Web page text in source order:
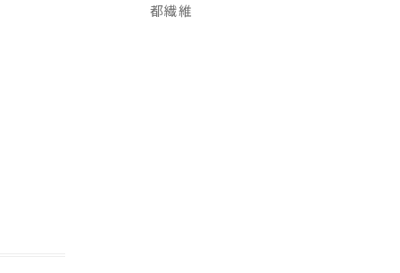
都繊維